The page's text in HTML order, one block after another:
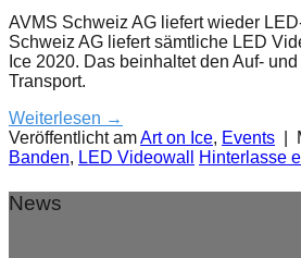
AVMS Schweiz AG liefert wieder
Schweiz AG liefert sämtliche LED
Ice 2020. Das beinhaltet den Auf-
Transport.
Weiterlesen →
Veröffentlicht amArt on Ice, Events
Banden, LED Videowall Hinterlasse
News